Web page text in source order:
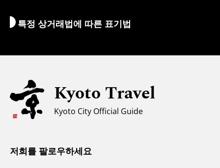
환전/세금
유니버설 관광
무슬림을 위한 정보
날씨와 옷차림
특정 상거래법에 따른 표기법
Kyoto Travel
Kyoto City Official Guide
저희를 팔로우하세요